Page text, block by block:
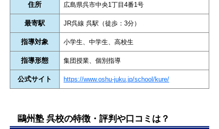
住所 広島県呉市中央1丁目4番1号
最寄駅 JR呉線 呉駅（徒歩：3分）
指導対象 小学生、中学生、高校生
指導形態 集団授業、個別指導
公式サイト https://www.oshu-juku.jp/school/kure/
鷗州塾 呉校の特徴・評判や口コミは？